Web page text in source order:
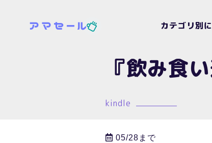
カテゴリ別
『飲み食
kindle
05/28まで